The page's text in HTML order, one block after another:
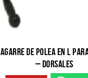
AGARRE DE POLEA EN L
– DORSALES